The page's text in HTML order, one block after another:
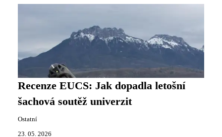
Recenze EUCS: Jak dopadla letošní
šachová soutěž univerzit
Ostatní
23. 05. 2026